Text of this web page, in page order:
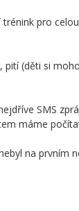
pro
(děti si
SMS
máme
na prvním